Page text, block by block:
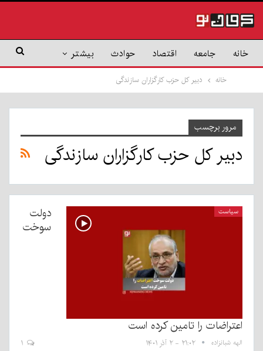
خانه جامعه اقتصاد حوادث بیشتر
خانه دبیر کل حزب کارگزاران سازندگی
مرور برچسب
دبیر کل حزب کارگزاران سازندگی
سیاست
دولت
سوخت
اعتراضات را تامین کرده است
الهه شبانزاده ۲۱:۰۲ - ۲ آذر ۱۴۰۱